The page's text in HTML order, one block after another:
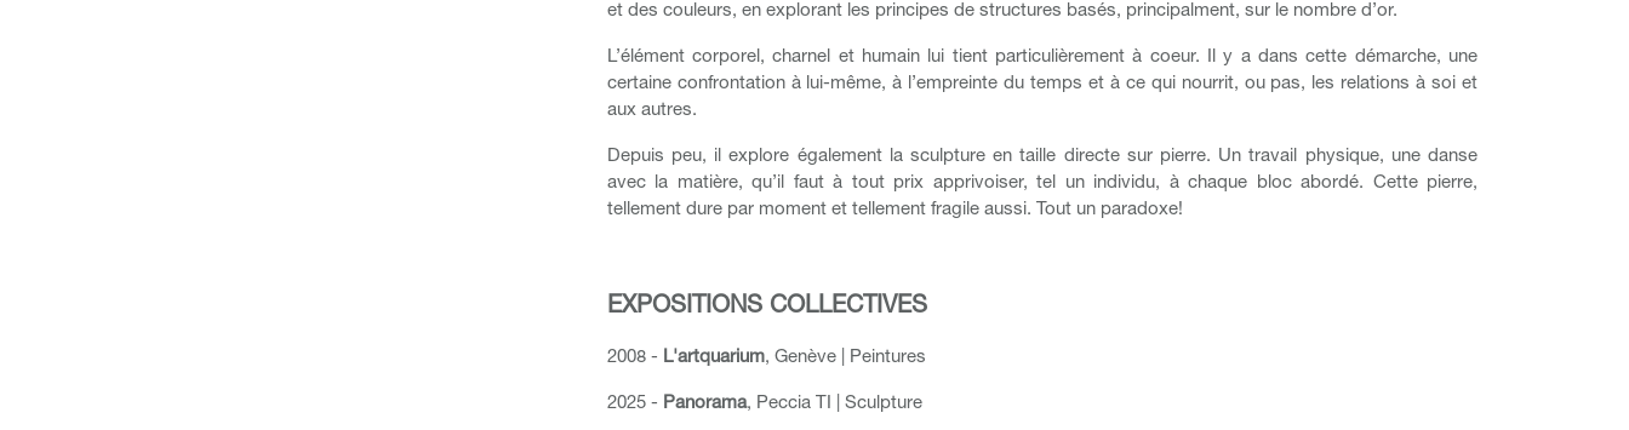
et des couleurs, en explorant les principes de structures basés, principalment, sur le nombre d’or.
L’élément corporel, charnel et humain lui tient particulièrement à coeur. Il y a dans cette démarche, une
certaine confrontation à lui-même, à l’empreinte du temps et à ce qui nourrit, ou pas, les relations à soi et
aux autres.
Depuis peu, il explore également la sculpture en taille directe sur pierre. Un travail physique, une danse
avec la matière, qu’il faut à tout prix apprivoiser, tel un individu, à chaque bloc abordé. Cette pierre,
tellement dure par moment et tellement fragile aussi. Tout un paradoxe!
EXPOSITIONS COLLECTIVES
2008 - L'artquarium, Genève | Peintures
2025 - Panorama, Peccia TI | Sculpture